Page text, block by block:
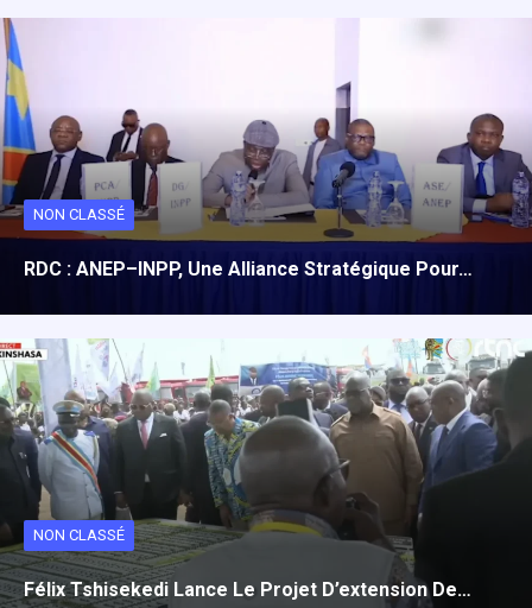
NON CLASSÉ
RDC : ANEP–INPP, Une Alliance Stratégique Pour…
NON CLASSÉ
Félix Tshisekedi Lance Le Projet D’extension De…